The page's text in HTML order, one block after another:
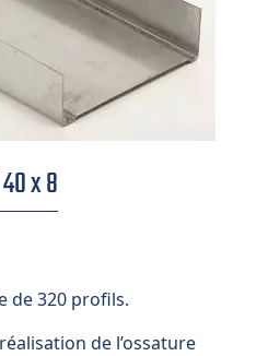
x 8
de 320 profils.
de l’ossature